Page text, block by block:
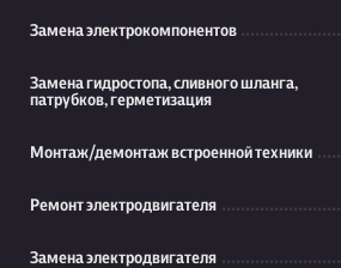
Замена электрокомпонентов
Замена гидростопа, сливного шланга,
патрубков, герметизация
Монтаж/демонтаж встроенной техники
Ремонт электродвигателя
Замена электродвигателя